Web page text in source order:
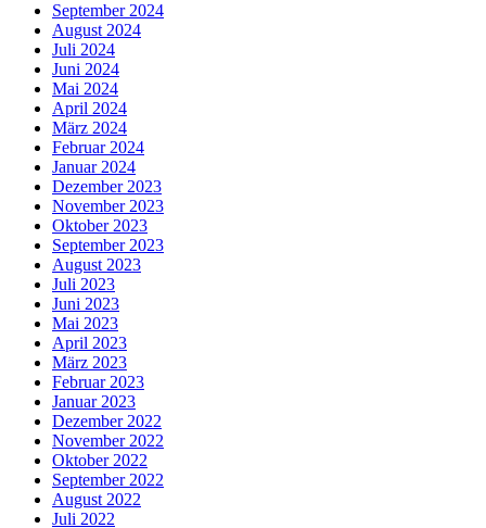
September 2024
August 2024
Juli 2024
Juni 2024
Mai 2024
April 2024
März 2024
Februar 2024
Januar 2024
Dezember 2023
November 2023
Oktober 2023
September 2023
August 2023
Juli 2023
Juni 2023
Mai 2023
April 2023
März 2023
Februar 2023
Januar 2023
Dezember 2022
November 2022
Oktober 2022
September 2022
August 2022
Juli 2022